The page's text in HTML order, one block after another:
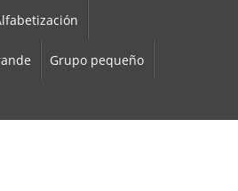
Grupo pequeño